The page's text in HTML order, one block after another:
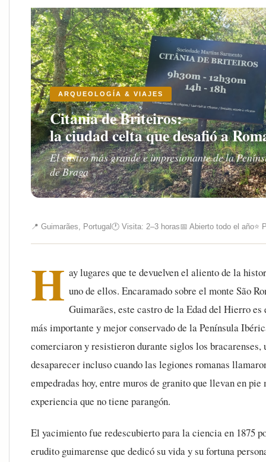
ARQUEOLOGÍA & VIAJES
Citania de Briteiros:
la ciudad celta que desafió a
El castro más grande e impresionante de la
de Braga
📍 Guimarães, Portugal🕐 Visita: 2–3 horas📅 Abierto todo el año⭐
H ay lugares que te devuelven el aliento de la
uno de ellos. Encaramado sobre el monte São
Guimarães, este castro de la Edad del Hierro
más importante y mejor conservado de la Península
comerciaron y resistieron durante siglos los bracarenses,
desaparecer incluso cuando las legiones romanas
empedradas hoy, entre muros de granito que llevan en pie
experiencia que no tiene parangón.
El yacimiento fue redescubierto para la ciencia en 1875
erudito guimarense que dedicó su vida y su fortuna